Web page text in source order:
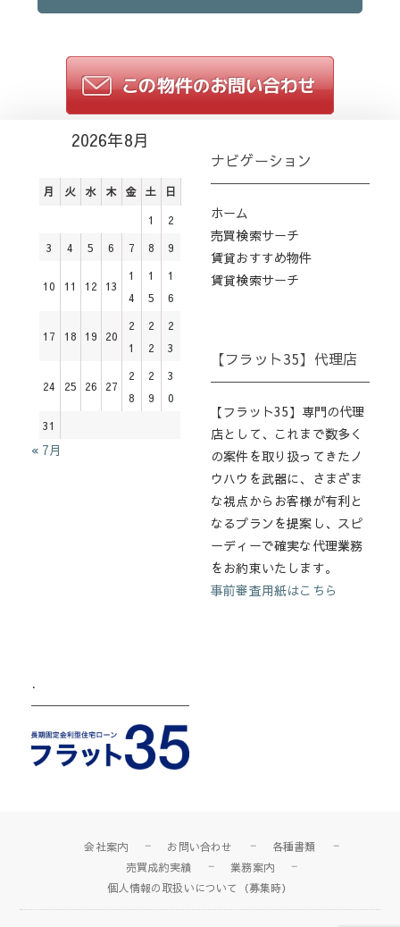
2026年8月
月 火 水 木 金 土 日
1
2
3
4 5 6 7 8 9
10 11 12 13
1
4
1
5
1
6
17 18 19 20
2
1
2
2
2
3
24 25 26 27
2
8
2
9
3
0
31
« 7月
ナビゲーション
ホーム
売買検索サーチ
賃貸おすすめ物件
賃貸検索サーチ
【フラット35】代理店
【フラット35】専門の代理
店として、これまで数多く
の案件を取り扱ってきたノ
ウハウを武器に、さまざま
な視点からお客様が有利と
なるプランを提案し、スピ
ーディーで確実な代理業務
をお約束いたします。
事前審査用紙はこちら
.
会社案内 お問い合わせ
各種書類
売買成約実績
業務案内
個人情報の取扱いについて（募集時）